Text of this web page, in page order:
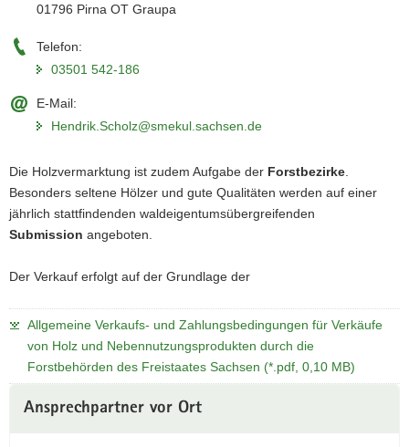
01796 Pirna OT Graupa
Telefon:
03501 542-186
E-Mail:
Hendrik.Scholz@smekul.sachsen.de
Die Holzvermarktung ist zudem Aufgabe der Forstbezirke
Besonders seltene Hölzer und gute Qualitäten werden auf einer
jährlich stattfindenden waldeigentumsübergreifenden
Submission angeboten.
Der Verkauf erfolgt auf der Grundlage der
Allgemeine Verkaufs- und Zahlungsbedingungen für Verkäufe
von Holz und Nebennutzungsprodukten durch die
Forstbehörden des Freistaates Sachsen (*.pdf, 0,10 MB)
Information
Ansprechpartner vor Ort